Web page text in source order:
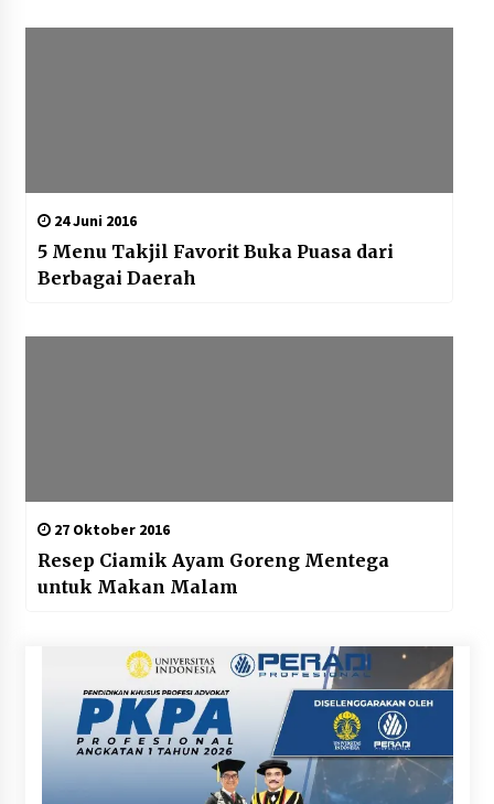
24 Juni 2016
5 Menu Takjil Favorit Buka Puasa dari
Berbagai Daerah
27 Oktober 2016
Resep Ciamik Ayam Goreng Mentega
untuk Makan Malam